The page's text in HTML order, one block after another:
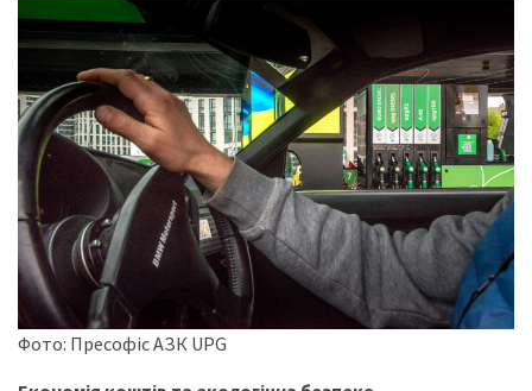
Фото: Пресофіс АЗК UPG